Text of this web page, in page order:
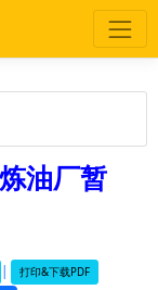
油厂暂
| 打印&下载PDF